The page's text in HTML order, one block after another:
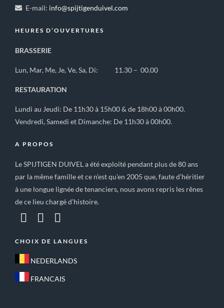
E-mail: info@spijtigenduivel.com
HEURES D’OUVERTURES
BRASSERIE
Lun, Mar, Me, Je, Ve, Sa, Di: 11.30 – 00.00
RESTAURATION
Lundi au Jeudi: De 11h30 à 15h00 & de 18h00 à 00h00.
Vendredi, Samedi et Dimanche: De 11h30 à 00h00.
A PROPOS
Le SPIJTIGEN DUIVEL a été exploité pendant plus de 80 ans
par la même famille et ce n’est qu’en 2005 que, faute d’héritier
à une longue lignée de tenanciers, nous avons repris les rênes
de ce lieu chargé d’histoire.
CHOIX DE LANGUES
NEDERLANDS
FRANCAIS